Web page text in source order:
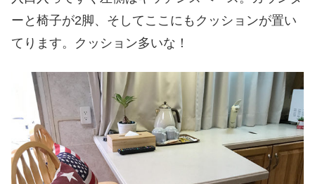
ーと椅子が2脚、そしてここにもクッションが置い
てります。クッション多いな！